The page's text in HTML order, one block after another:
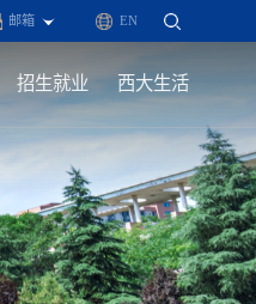
邮箱 EN
招生就业 西大生活